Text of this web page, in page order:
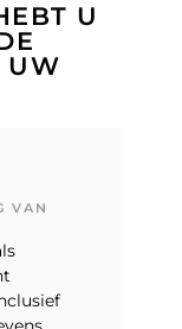
U
UW
VAN